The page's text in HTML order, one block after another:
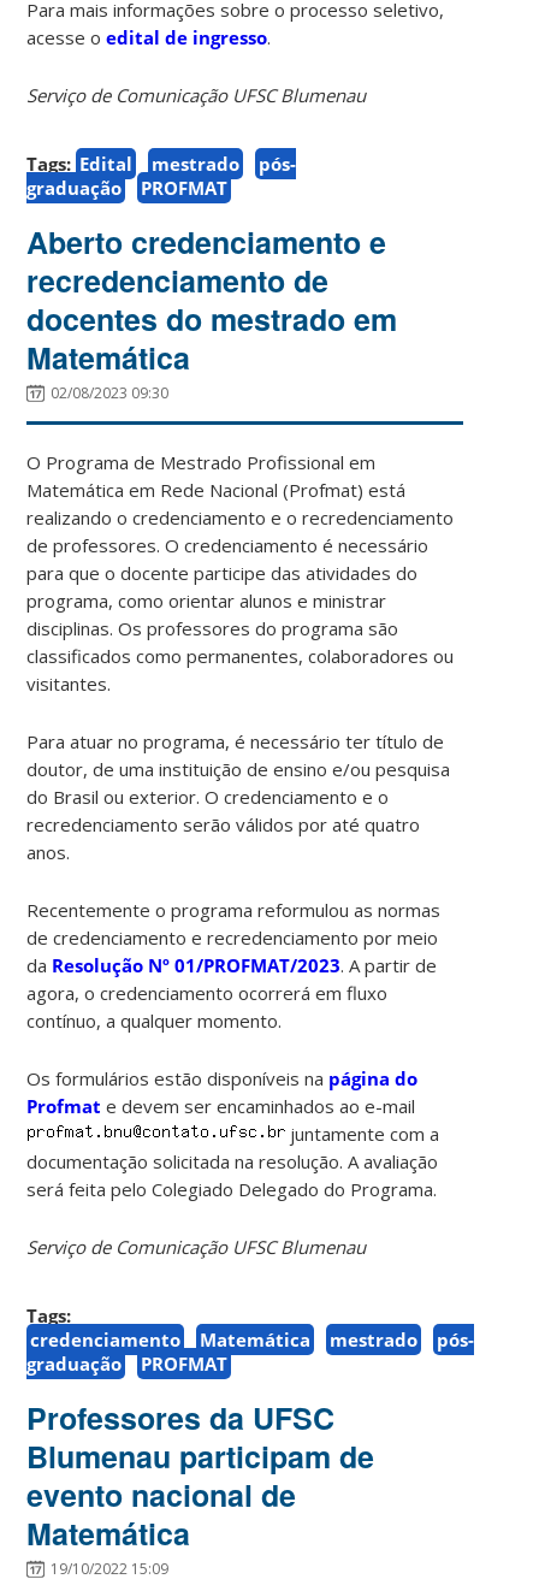
Para mais informações sobre o processo seletivo,
acesse oedital de ingresso.
Serviço de Comunicação UFSC Blumenau
Tags: Edital mestrado
pós-
graduação
PROFMAT
Aberto credenciamento e
recredenciamento de
docentes do mestrado em
Matemática
02/08/2023 09:30
O Programa de Mestrado Profissional em
Matemática em Rede Nacional (Profmat) está
realizando o credenciamento e o recredenciamento
de professores. O credenciamento é necessário
para que o docente participe das atividades do
programa, como orientar alunos e ministrar
disciplinas. Os professores do programa são
classificados como permanentes, colaboradores ou
visitantes.
Para atuar no programa, é necessário ter título de
doutor, de uma instituição de ensino e/ou pesquisa
do Brasil ou exterior. O credenciamento e o
recredenciamento serão válidos por até quatro
anos.
Recentemente o programa reformulou as normas
de credenciamento e recredenciamento por meio
da Resolução Nº 01/PROFMAT/2023. A partir de
agora, o credenciamento ocorrerá em fluxo
contínuo, a qualquer momento.
Os formulários estão disponíveis na página do
Profmat e devem ser encaminhados ao e-mail
juntamente com a
documentação solicitada na resolução. A avaliação
será feita pelo Colegiado Delegado do Programa.
Serviço de Comunicação UFSC Blumenau
Tags:
credenciamento
Matemática mestrado
pós-
graduação
PROFMAT
Professores da UFSC
Blumenau participam de
evento nacional de
Matemática
19/10/2022 15:09